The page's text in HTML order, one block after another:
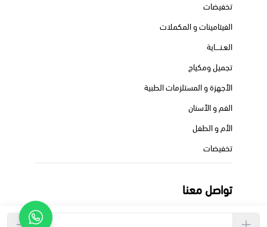
تخفيضات
الفيتامينات و المكملات
العـنــــاية
تجميل ومكياج
الأجهزة و المستلزمات الطبية
الفم و الأسنان
الأم و الطفل
تخفيضات
تواصل معنا